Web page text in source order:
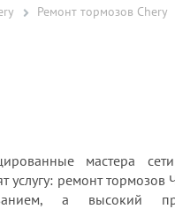
Ремонт тормозов Chery
мастера
услугу: ремонт
а высокий